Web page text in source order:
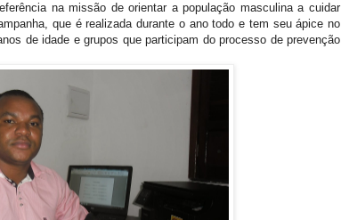
na missão de orientar a população masculina a cuidar
que é realizada durante o ano todo e tem seu ápice no
de idade e grupos que participam do processo de prevenção